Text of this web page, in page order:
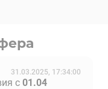
31.03.2025, 17:34:00
с 01.04